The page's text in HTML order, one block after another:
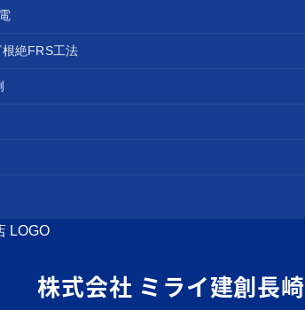
得
根絶FRS工法
株式会社 ミライ建創長崎